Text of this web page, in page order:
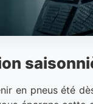
en pneus été